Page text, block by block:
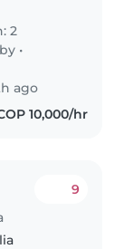
ser muy
2
•
ago
10,000/hr
9